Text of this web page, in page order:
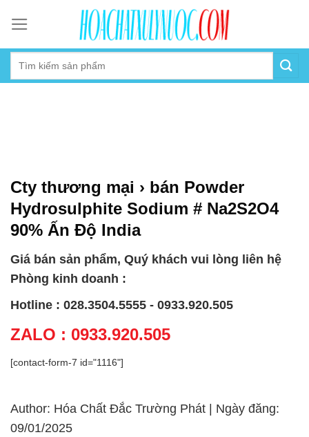
content
Cty thương mại › bán Powder
Hydrosulphite Sodium # Na2S2O4
90% Ấn Độ India
Giá bán sản phẩm, Quý khách vui lòng liên hệ
Phòng kinh doanh :
Hotline : 028.3504.5555 - 0933.920.505
ZALO : 0933.920.505
[contact-form-7 id="1116"]
Author: Hóa Chất Đắc Trường Phát | Ngày đăng:
09/01/2025